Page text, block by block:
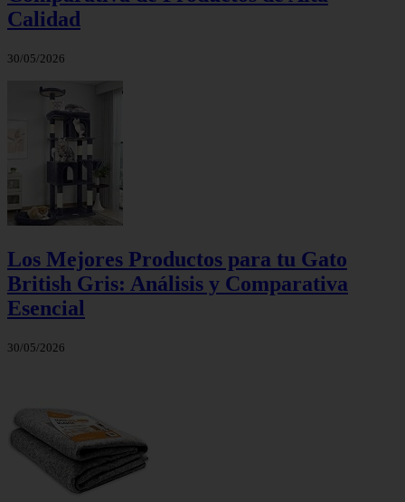
Calidad
30/05/2026
Los Mejores Productos para tu Gato
British Gris: Análisis y Comparativa
Esencial
30/05/2026